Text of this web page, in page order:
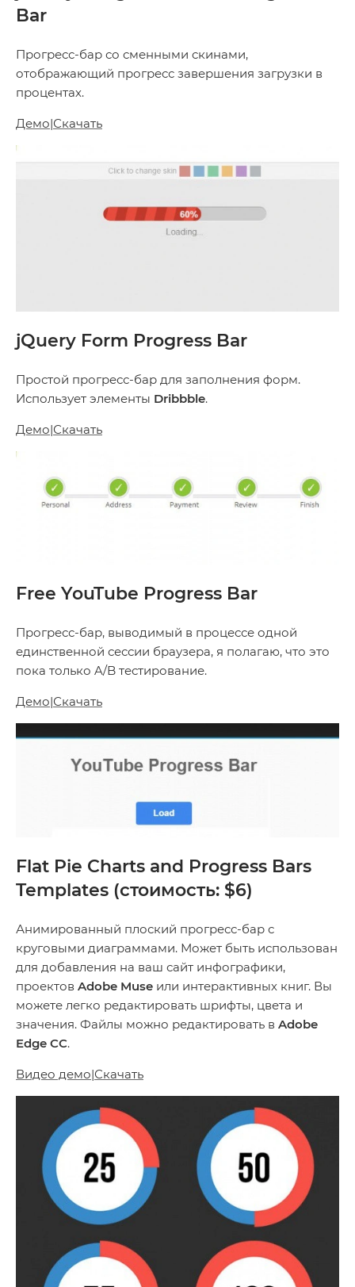
Bar
Прогресс-бар со сменными скинами,
отображающий прогресс завершения загрузки в
процентах.
Демо|Скачать
jQuery Form Progress Bar
Простой прогресс-бар для заполнения форм.
Использует элементы Dribbble.
Демо|Скачать
Free YouTube Progress Bar
Прогресс-бар, выводимый в процессе одной
единственной сессии браузера, я полагаю, что это
пока только A/B тестирование.
Демо|Скачать
Flat Pie Charts and Progress Bars
Templates (стоимость: $6)
Анимированный плоский прогресс-бар с
круговыми диаграммами. Может быть использован
для добавления на ваш сайт инфографики,
проектов Adobe Muse или интерактивных книг. Вы
можете легко редактировать шрифты, цвета и
значения. Файлы можно редактировать в Adobe
Edge CC.
Видео демо|Скачать